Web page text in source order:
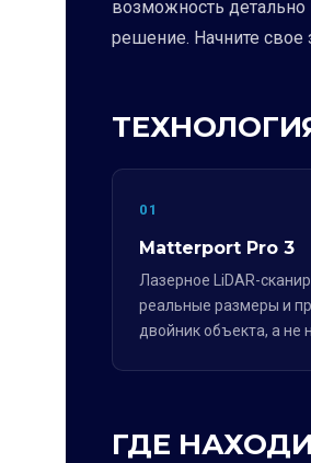
возможность
решение. Начните
01
Matterport Pro 3
Лазерное LiDAR-
реальные размеры и
двойник объекта, а не
ГДЕ